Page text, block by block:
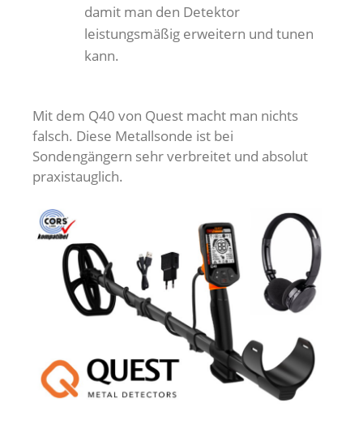
damit man den Detektor
leistungsmäßig erweitern und tunen
kann.
Mit dem Q40 von Quest macht man nichts
falsch. Diese Metallsonde ist bei
Sondengängern sehr verbreitet und absolut
praxistauglich.